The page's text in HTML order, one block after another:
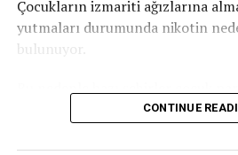
Dini ya da
nedenlerle
de neden
Bunun yanında800 frank para
verildi.
frank diğer yargılama
gerekiyor.
Çocukların izmariti ağızlarına
yutmaları durumunda nikotin
bulunuyor.
izmariti sorununa karşı özel
Bern’den dikkat çeken kampanya
CONTINUE